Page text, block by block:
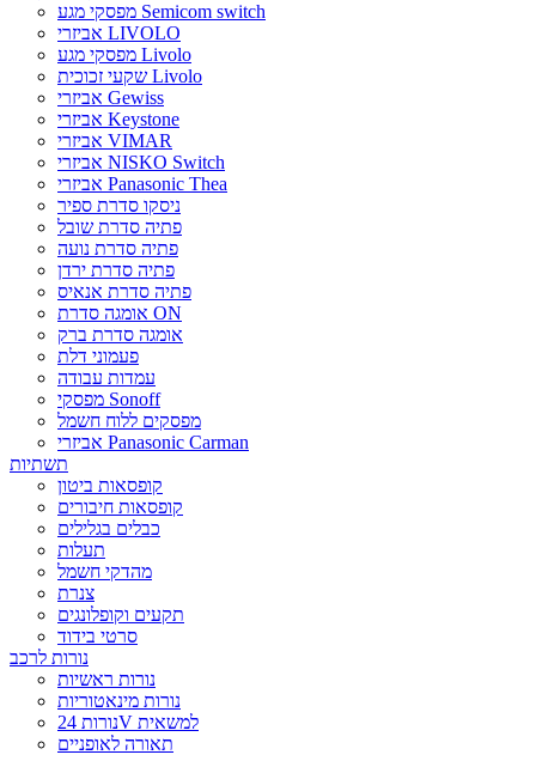
מפסקי מגע Semicom switch
אביזרי LIVOLO
מפסקי מגע Livolo
שקעי זכוכית Livolo
אביזרי Gewiss
אביזרי Keystone
אביזרי VIMAR
אביזרי NISKO Switch
אביזרי Panasonic Thea
ניסקו סדרת ספיר
פתיה סדרת שובל
פתיה סדרת נועה
פתיה סדרת ירדן
פתיה סדרת אנאיס
אומגה סדרת ON
אומגה סדרת ברק
פעמוני דלת
עמדות עבודה
מפסקי Sonoff
מפסקים ללוח חשמל
אביזרי Panasonic Carman
תשתיות
קופסאות ביטון
קופסאות חיבורים
כבלים בגלילים
תעלות
מהדקי חשמל
צנרת
תקעים וקופלונגים
סרטי בידוד
נורות לרכב
נורות ראשיות
נורות מינאטוריות
נורות 24V למשאית
תאורה לאופניים